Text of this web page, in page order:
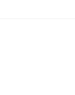
に目立たなくな
が遅れる場合が
✨